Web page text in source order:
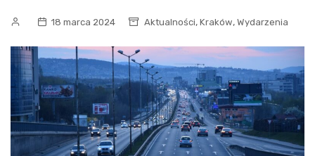
18 marca 2024 Aktualności, Kraków, Wydarzenia